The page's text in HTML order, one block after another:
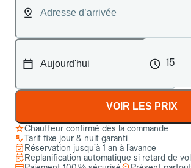
15
VOIR LES PRIX
Chauffeur confirmé dès la commande
Tarif fixe jour & nuit garanti
Réservation jusqu’à 1 an à l’avance
Replanification automatique si retard de